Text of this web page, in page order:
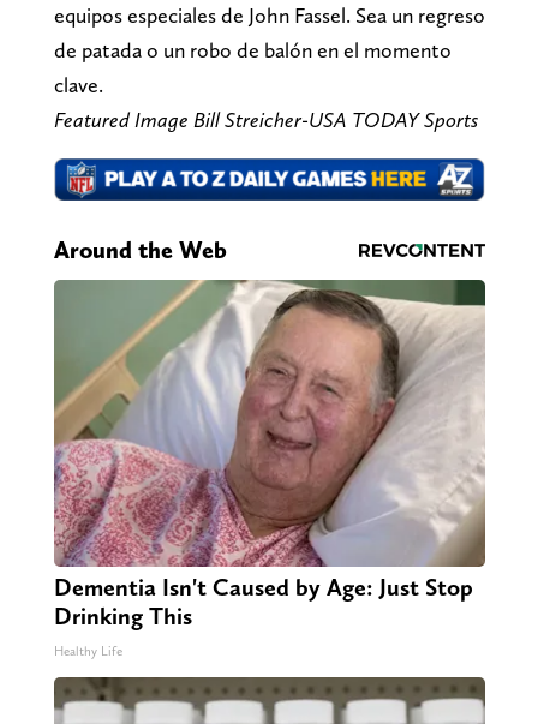
equipos especiales de John Fassel. Sea un regreso
de patada o un robo de balón en el momento
clave.
Featured Image Bill Streicher-USA TODAY Sports
Around the Web
Dementia Isn't Caused by Age: Just Stop
Drinking This
Healthy Life